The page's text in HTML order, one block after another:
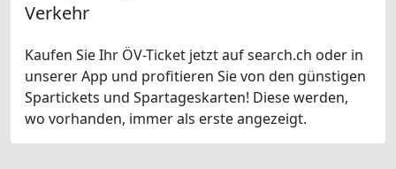
Verkehr
Kaufen Sie Ihr ÖV-Ticket jetzt auf search.ch oder in
unserer App und profitieren Sie von den günstigen
Spartickets und Spartageskarten! Diese werden,
wo vorhanden, immer als erste angezeigt.